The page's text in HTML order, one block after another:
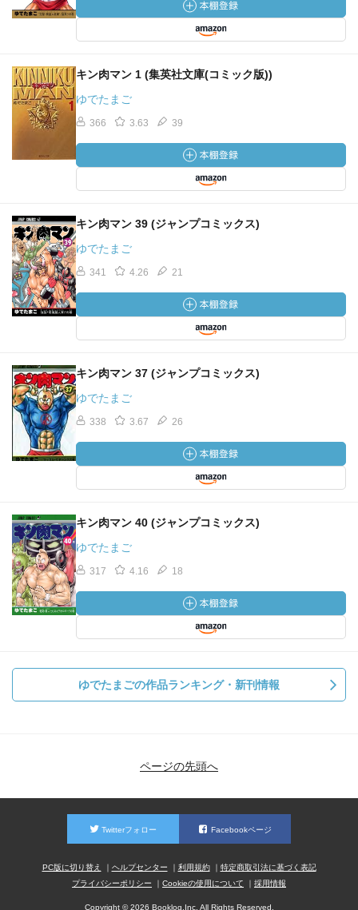
キン肉マン 1 (集英社文庫(コミック版))
ゆでたまご
366 3.63 39
キン肉マン 39 (ジャンプコミックス)
ゆでたまご
341 4.26 21
キン肉マン 37 (ジャンプコミックス)
ゆでたまご
338 3.67 26
キン肉マン 40 (ジャンプコミックス)
ゆでたまご
317 4.16 18
ゆでたまごの作品ランキング・新刊情報
ページの先頭へ
Twitterフォロー Facebookページ
PC版に切り替え ヘルプセンター 利用規約
特定商取引法に基づく表記
プライバシーポリシー
Cookieの使用について 採用情報
Copyright © 2026 Booklog,Inc. All Rights Reserved.